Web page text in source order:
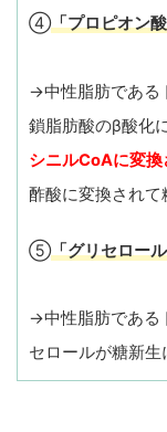
④「プロピオン
→中性脂肪である
鎖脂肪酸のβ酸化
シニルCoAに変換
酢酸に変換されて
⑤「グリセロー
→中性脂肪である
セロールが糖新生